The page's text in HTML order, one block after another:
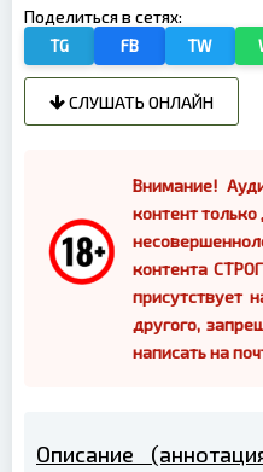
Поделиться в сетях:
TG FB TW
СЛУШАТЬ ОНЛАЙН
Внимание!
контент
контента
присутствует
другого,
написать на
Описание